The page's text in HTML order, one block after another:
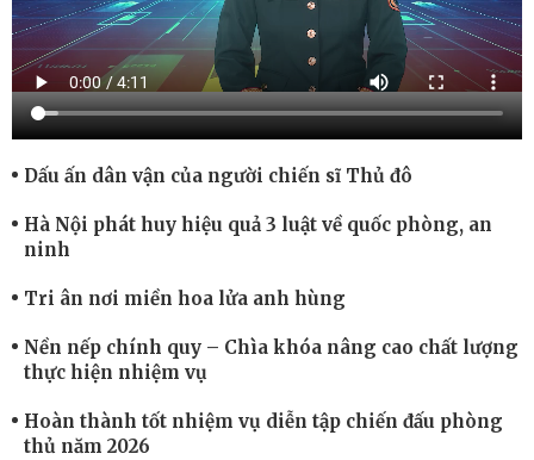
Dấu ấn dân vận của người chiến sĩ Thủ đô
Hà Nội phát huy hiệu quả 3 luật về quốc phòng, an
ninh
Tri ân nơi miền hoa lửa anh hùng
Nền nếp chính quy – Chìa khóa nâng cao chất lượng
thực hiện nhiệm vụ
Hoàn thành tốt nhiệm vụ diễn tập chiến đấu phòng
thủ năm 2026